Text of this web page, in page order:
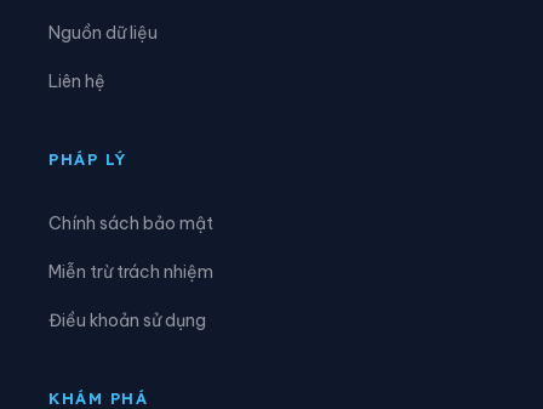
Xã Kiến Thiết
Xã Mậu Duệ
Nguồn dữ liệu
Liên hệ
PHÁP LÝ
Chính sách bảo mật
Miễn trừ trách nhiệm
Điều khoản sử dụng
KHÁM PHÁ